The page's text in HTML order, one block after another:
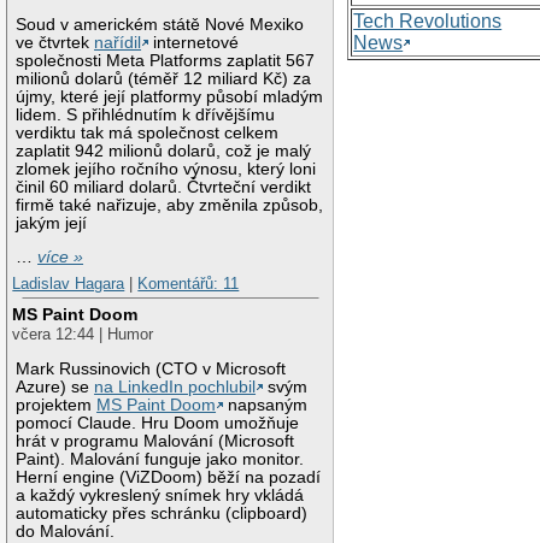
Soud v americkém státě Nové Mexiko
ve čtvrtek nařídil
internetové
společnosti Meta Platforms zaplatit 567
milionů dolarů (téměř 12 miliard Kč) za
újmy, které její platformy působí mladým
lidem. S přihlédnutím k dřívějšímu
verdiktu tak má společnost celkem
zaplatit 942 milionů dolarů, což je malý
zlomek jejího ročního výnosu, který loni
činil 60 miliard dolarů. Čtvrteční verdikt
firmě také nařizuje, aby změnila způsob,
jakým její
…více »
Ladislav Hagara
Komentářů: 11
MS Paint Doom
včera 12:44 | Humor
Mark Russinovich (CTO v Microsoft
Azure) se na LinkedIn pochlubil
svým
projektem MS Paint Doom
napsaným
pomocí Claude. Hru Doom umožňuje
hrát v programu Malování (Microsoft
Paint). Malování funguje jako monitor.
Herní engine (ViZDoom) běží na pozadí
a každý vykreslený snímek hry vkládá
automaticky přes schránku (clipboard)
do Malování.
Tech Revolutions
News